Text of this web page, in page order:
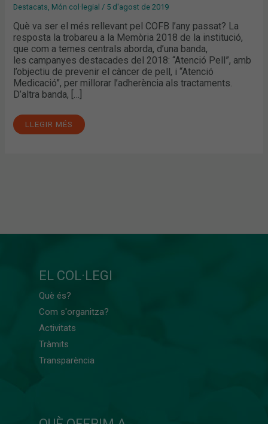
Destacats Món col·legial / 5 d'agost de 2019
Què va ser el més rellevant pel COFB l’any passat? La
resposta la trobareu a la Memòria 2018 de la institució,
que com a temes centrals aborda, d’una banda,
les campanyes destacades del 2018: “Atenció Pell”, amb
l’objectiu de prevenir el càncer de pell, i “Atenció
Medicació”, per millorar l’adherència als tractaments.
D’altra banda, […]
LLEGIR MÉS
EL COL·LEGI
Què és?
Com s'organitza?
Activitats
Tràmits
Transparència